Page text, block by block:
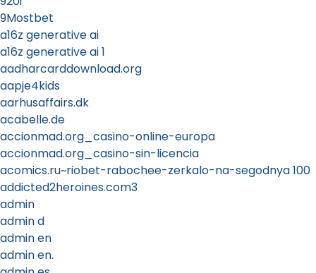
9Mostbet
a16z generative ai
a16z generative ai 1
aadharcarddownload.org
aapje4kids
aarhusaffairs.dk
acabelle.de
accionmad.org_casino-online-europa
accionmad.org_casino-sin-licencia
acomics.ru~riobet-rabochee-zerkalo-na-segodnya 100
addicted2heroines.com3
admin
admin d
admin en
admin en.